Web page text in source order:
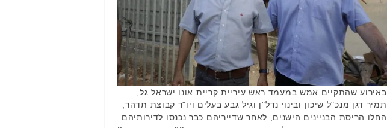
באירוע שהתקיים אמש במעמד ראש עיריית קריית אונו ישראל גל,
תמיר דגן מנכ"ל שיכון ובינוי נדל"ן וגיל גבע בעלים ויו"ר קבוצת תדהר,
החלו הריסת הבניינים הישנים, לאחר שדייריהם כבר נכנסו לדירותיהם